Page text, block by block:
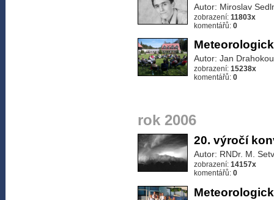
Autor: Miroslav
zobrazení: 11803x
komentářů: 0
Autor: Jan
zobrazení: 15238x
komentářů: 0
rok 2006
20. výročí
Autor: RNDr. M.
zobrazení: 14157x
komentářů: 0